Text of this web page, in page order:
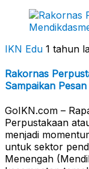
IKN Edu 1 tahun
Rakornas
Sampaikan
GoIKN.com –
Perpustakaan
menjadi
untuk sektor
Menengah